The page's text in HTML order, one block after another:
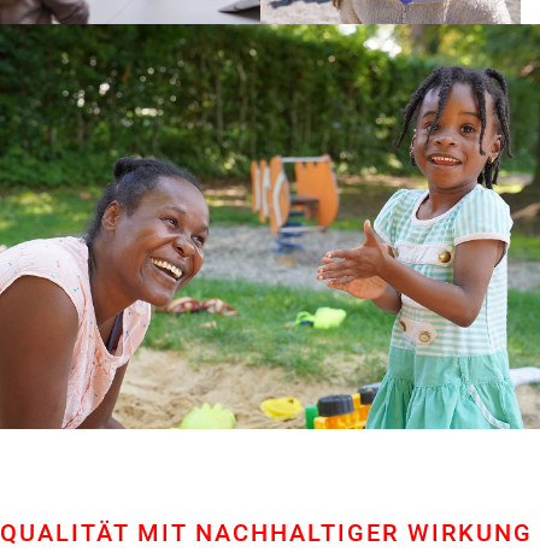
QUALITÄT MIT NACHHALTIGER WIRKUNG